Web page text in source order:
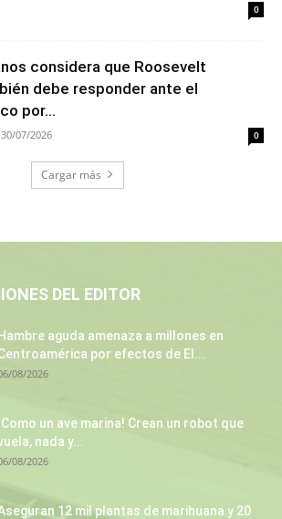
0
considera que Roosevelt
debe responder ante el
por...
30/07/2026 0
Cargar más
DEL EDITOR
Hambre aguda amenaza a millones en
por efectos de El...
08/2026
un ave marina! Crean un robot que
nada y...
08/2026
12 mil plantas de marihuana y 20